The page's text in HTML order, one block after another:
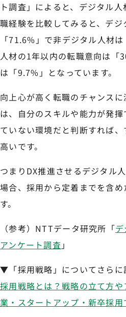
ト調査」によると、デジタル
職経験を比較してみると、デ
「71.6%」で非デジタル人材
人材の1年以内の転職意向は「
は「9.7%」となっています。
向上心が高く転職のチャンス
は、自分のスキルや能力が発
ていない環境だと判断すれば
高いです。
つまりDX推進させるデジタル
場合、採用から定着までを含
す。
（参考）NTTデータ研究所「
アンケート調査 」
▼「採用戦略」についてさらに
採用戦略とは？戦略の立て方
業・スタートアップ・新卒採